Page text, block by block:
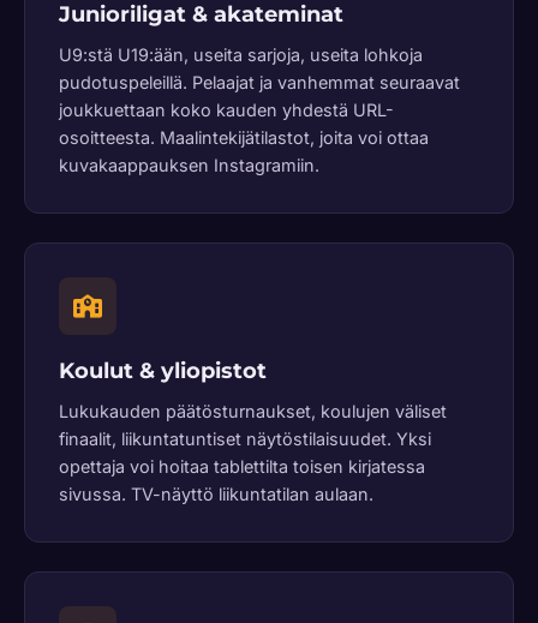
Junioriligat & akateminat
U9:stä U19:ään, useita sarjoja, useita lohkoja
pudotuspeleillä. Pelaajat ja vanhemmat seuraavat
joukkuettaan koko kauden yhdestä URL-
osoitteesta. Maalintekijätilastot, joita voi ottaa
kuvakaappauksen Instagramiin.
Koulut & yliopistot
Lukukauden päätösturnaukset, koulujen väliset
finaalit, liikuntatuntiset näytöstilaisuudet. Yksi
opettaja voi hoitaa tablettilta toisen kirjatessa
sivussa. TV-näyttö liikuntatilan aulaan.